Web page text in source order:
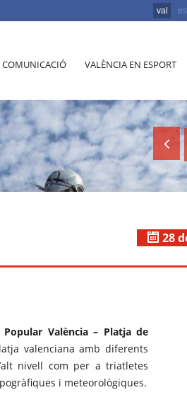
val es
COMUNICACIÓ VALÈNCIA EN ESPORT
28
València – Platja de
valenciana amb diferents
nivell com per a triatletes
i meteorològiques.